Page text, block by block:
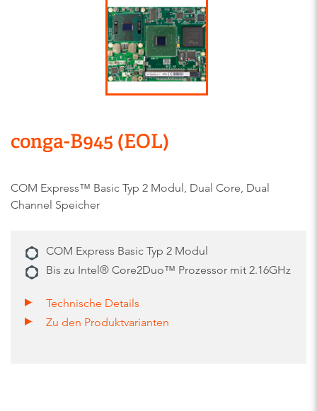
conga-B945 (EOL)
COM Express™ Basic Typ 2 Modul, Dual Core, Dual
Channel Speicher
COM Express Basic Typ 2 Modul
Bis zu Intel® Core2Duo™ Prozessor mit 2.16GHz
Technische Details
Zu den Produktvarianten